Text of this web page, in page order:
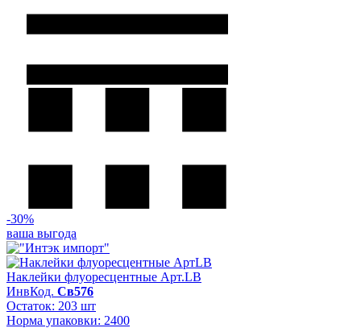
-30%
ваша выгода
Наклейки флуоресцентные Арт.LB
ИнвКод. Св576
Остаток: 203 шт
Норма упаковки: 2400